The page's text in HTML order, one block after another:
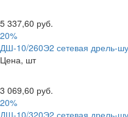
5 337,60 руб.
20%
ДШ-10/260Э2 сетевая дрель-
Цена, шт
3 069,60 руб.
20%